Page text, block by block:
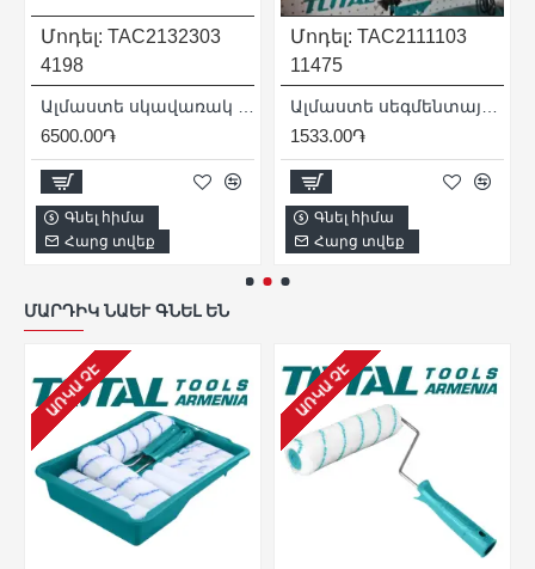
Մոդել: TAC2132303
4198
6500.00֏
Գնել հիմա
Հարց տվեք
Մոդել: TAC2111103
11475
1533.00֏
Գնել հիմա
Հարց տվեք
ՄԱՐԴԻԿ ՆԱԵՒ ԳՆԵԼ ԵՆ
ԱՌԿԱ ՉԷ ԱՌԿԱ ՉԷ